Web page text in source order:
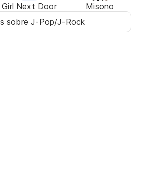
Girl Next Door
Misono
sobre J-Pop/J-Rock